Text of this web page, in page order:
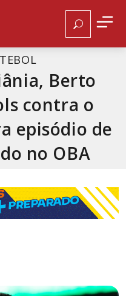
Berto
contra o
episódio de
no OBA